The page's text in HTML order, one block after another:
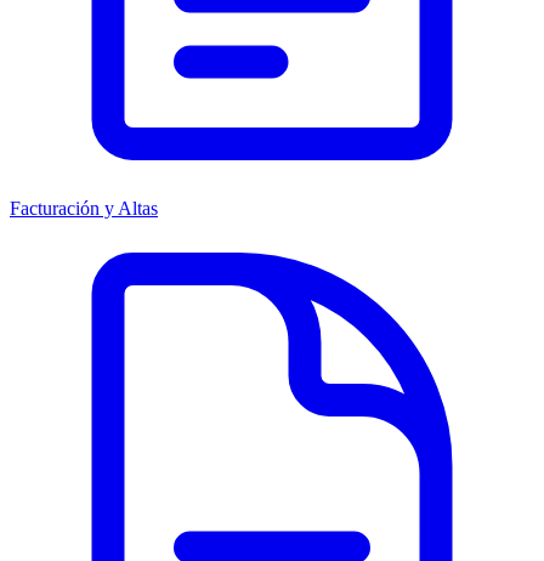
Facturación y Altas